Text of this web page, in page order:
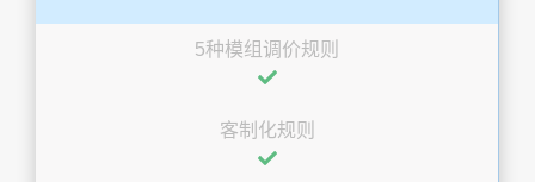
5种模组调价规则
客制化规则